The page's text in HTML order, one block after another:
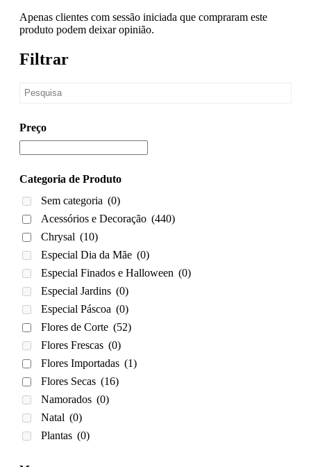
Apenas clientes com sessão iniciada que compraram este
produto podem deixar opinião.
Filtrar
Preço
Categoria de Produto
Sem categoria (0)
Acessórios e Decoração (440)
Chrysal (10)
Especial Dia da Mãe (0)
Especial Finados e Halloween (0)
Especial Jardins (0)
Especial Páscoa (0)
Flores de Corte (52)
Flores Frescas (0)
Flores Importadas (1)
Flores Secas (16)
Namorados (0)
Natal (0)
Plantas (0)